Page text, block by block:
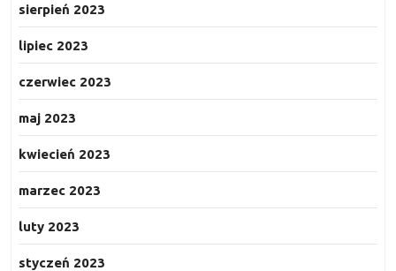
sierpień 2023
lipiec 2023
czerwiec 2023
maj 2023
kwiecień 2023
marzec 2023
luty 2023
styczeń 2023